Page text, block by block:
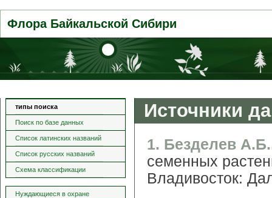
Флора Байкальской Сибири
типы поиска
Поиск по базе данных
Список латинских названий
Список русских названий
Схема классификации
Нуждающиеся в охране
Источники
1. Безделев
семенных
Владивосток: